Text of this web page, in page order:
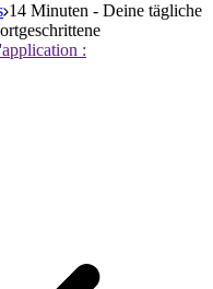
14 Minuten - Deine tägliche
: